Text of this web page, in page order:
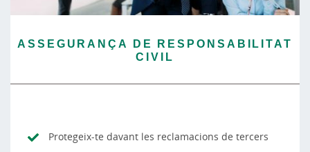
ASSEGURANÇA DE RESPONSABILITAT
CIVIL
Protegeix-te davant les reclamacions de tercers